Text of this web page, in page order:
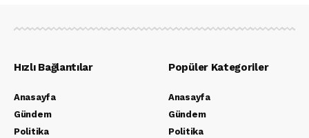
Hızlı Bağlantılar
Anasayfa
Gündem
Politika
Popüler Kategoriler
Anasayfa
Gündem
Politika